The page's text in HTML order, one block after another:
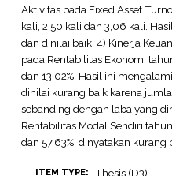
Aktivitas pada Fixed Asset
kali, 2,50 kali dan 3,06 kali.
dan dinilai baik. 4) Kinerja
pada Rentabilitas Ekonomi
dan 13,02%. Hasil ini
dinilai kurang baik karena
sebanding dengan laba yang
Rentabilitas Modal Sendiri
dan 57,63%, dinyatakan kurang
ITEM TYPE: Thesis (D3)